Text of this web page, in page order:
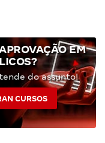
EM
do assunto!
CURSOS